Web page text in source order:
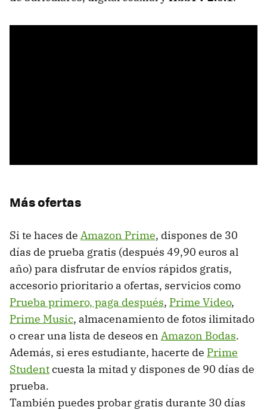
Más ofertas
Si te haces de Amazon Prime, dispones de 30
días de prueba gratis (después 49,90 euros al
año) para disfrutar de envíos rápidos gratis,
accesorio prioritario a ofertas, servicios como
Prueba primero, paga después, Prime Video,
Prime Music, almacenamiento de fotos ilimitado
o crear una lista de deseos en Amazon Bodas.
Además, si eres estudiante, hacerte de Prime
Studentcuesta la mitad y dispones de 90 días de
prueba.
También puedes probar gratis durante 30 días